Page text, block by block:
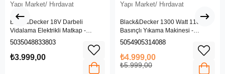
Yapı Market/ Hırdavat
Black&Decker 18V Darbeli
Vidalama Elektrikli Matkap -
BDCHD18SC1K-QW
5035048833803
₺3.999,00
Yapı Market/ Hırdavat
Black&Decker 1300 Watt 110 Bar
Basınçlı Yıkama Makinesi -
(BEPW1300L-QS)
5054905314088
₺4.999,00
₺5.999,00